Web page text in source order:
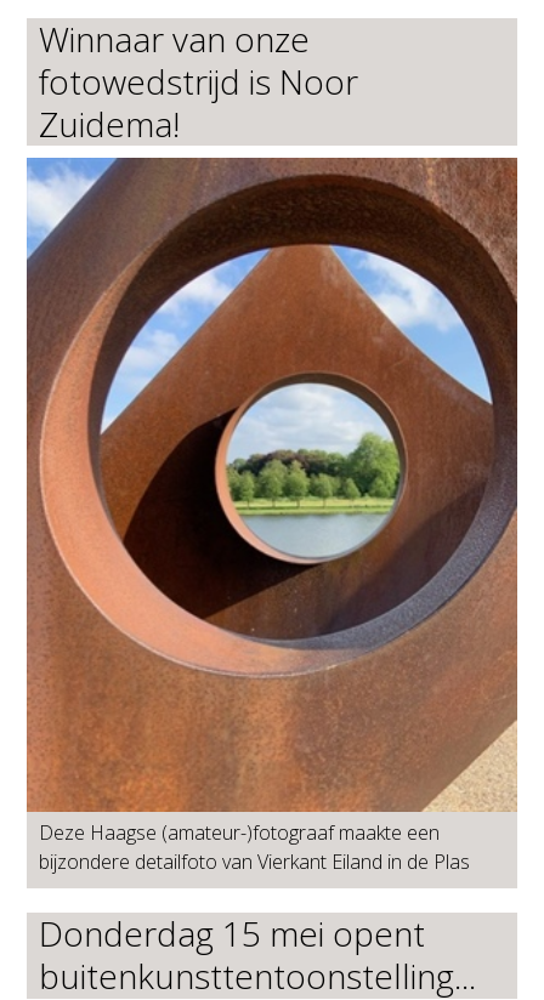
Winnaar van onze
fotowedstrijd is Noor
Zuidema!
Deze Haagse (amateur-)fotograaf maakte een
bijzondere detailfoto van Vierkant Eiland in de Plas
Donderdag 15 mei opent
buitenkunsttentoonstelling...